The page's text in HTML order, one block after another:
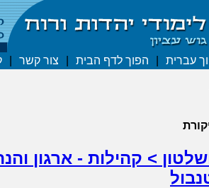
עברית הפוך לדף הבית צור קשר
> קהילות - ארגון